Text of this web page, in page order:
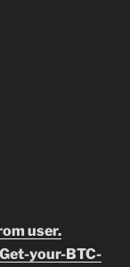
user.
your-BTC-